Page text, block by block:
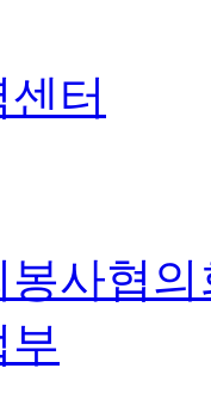
터
사협의
부